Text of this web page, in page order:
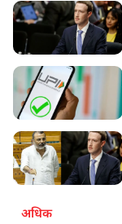
अधिक